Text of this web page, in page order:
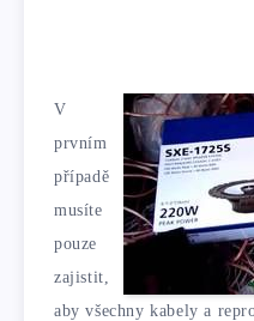
V
prvním
případě
musíte
pouze
zajistit,
aby všechny kabely a